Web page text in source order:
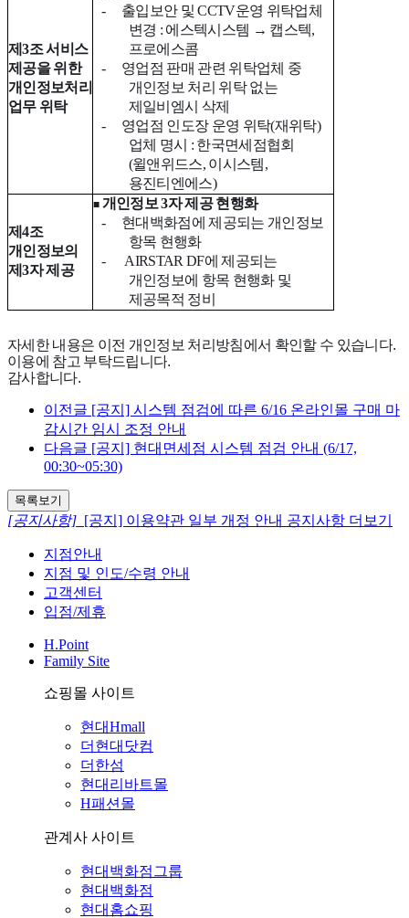
제3조 서비스
제공을 위한
개인정보처리
업무 위탁
-
출입보안 및 CCTV운영 위탁업체
변경 : 에스텍시스템 → 캡스텍,
프로에스콤
-
영업점 판매 관련 위탁업체 중
개인정보 처리 위탁 없는
제일비엠시 삭제
-
영업점 인도장 운영 위탁(재위탁)
업체 명시 : 한국면세점협회
(윌앤위드스, 이시스템,
용진티엔에스)
제4조
개인정보의
제3자 제공
■ 개인정보3자 제공 현행화
-
현대백화점에 제공되는 개인정보
항목 현행화
-
AIRSTAR DF에 제공되는
개인정보에 항목 현행화 및
제공목적 정비
자세한 내용은 이전 개인정보 처리방침에서 확인할 수 있습니다.
이용에 참고 부탁드립니다.
감사합니다.
이전글 [공지] 시스템 점검에 따른 6/16 온라인몰 구매 마
감시간 임시 조정 안내
다음글 [공지] 현대면세점 시스템 점검 안내 (6/17,
00:30~05:30)
목록보기
[공지사항] [공지] 이용약관 일부 개정 안내 공지사항 더보기
지점안내
지점 및 인도/수령 안내
고객센터
입점/제휴
H.Point
Family Site
쇼핑몰 사이트
현대Hmall
더현대닷컴
더한섬
현대리바트몰
H패션몰
관계사 사이트
현대백화점그룹
현대백화점
현대홈쇼핑